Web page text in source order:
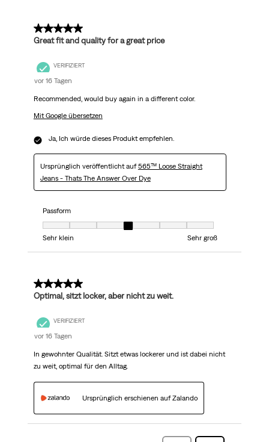
5 von 5 Sternen.
Great fit and quality for a great price
VERIFIZIERT
vor 16 Tagen
Recommended, would buy again in a different color.
Mit Google übersetzen
Ja, Ich würde dieses Produkt empfehlen.
Ursprünglich veröffentlicht auf565™ Loose Straight
Jeans - Thats The Answer Over Dye
Passform
Passform, 4 von 7, wobei 1 gleich Sehr klein ist und 7 gleich Sehr groß
Sehr klein
Sehr groß
5 von 5 Sternen.
Optimal, sitzt locker, aber nicht zu weit.
VERIFIZIERT
vor 16 Tagen
In gewohnter Qualität. Sitzt etwas lockerer und ist dabei nicht
zu weit, optimal für den Alltag.
Ursprünglich erschienen auf Zalando